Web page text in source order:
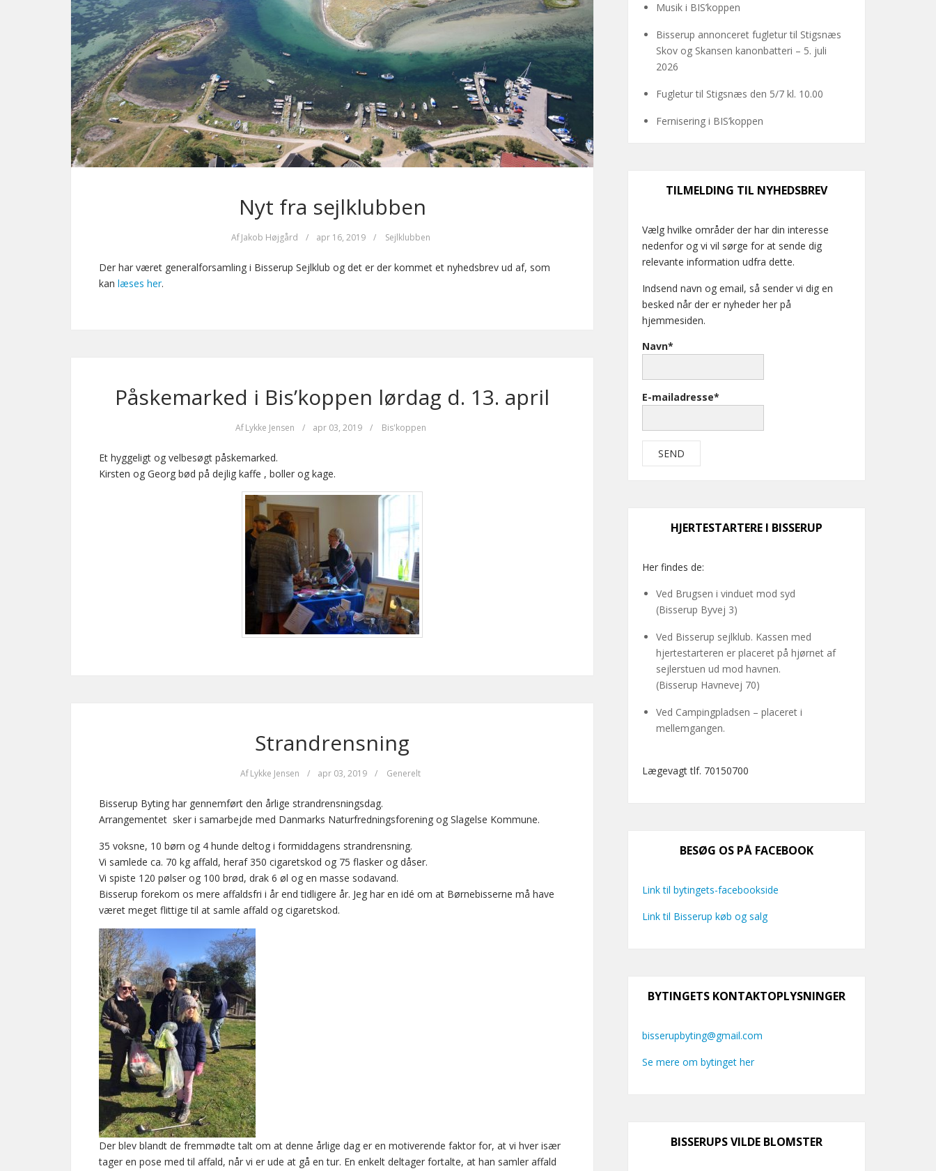
Nyt fra sejlklubben
Af Jakob Højgård / apr 16, 2019 / Sejlklubben
Der har været generalforsamling i Bisserup Sejlklub og det er der kommet et nyhedsbrev ud af, som
kan læses her.
Påskemarked i Bis’koppen lørdag d. 13. april
Af Lykke Jensen / apr 03, 2019 / Bis'koppen
Et hyggeligt og velbesøgt påskemarked.
Kirsten og Georg bød på dejlig kaffe , boller og kage.
Strandrensning
AfLykke Jensen / apr 03, 2019 / Generelt
Bisserup Byting har gennemført den årlige strandrensningsdag.
Arrangementet sker i samarbejde med Danmarks Naturfredningsforening og Slagelse Kommune.
35 voksne, 10 børn og 4 hunde deltog i formiddagens strandrensning.
Vi samlede ca. 70 kg affald, heraf 350 cigaretskod og 75 flasker og dåser.
Vi spiste 120 pølser og 100 brød, drak 6 øl og en masse sodavand.
Bisserup forekom os mere affaldsfri i år end tidligere år. Jeg har en idé om at Børnebisserne må have
været meget flittige til at samle affald og cigaretskod.
Der blev blandt de fremmødte talt om at denne årlige dag er en motiverende faktor for, at vi hver især
tager en pose med til affald, når vi er ude at gå en tur. En enkelt deltager fortalte, at han samler affald
Musik i BIS’koppen
Bisserup annonceret fugletur til Stigsnæs
Skov og Skansen kanonbatteri – 5. juli
2026
Fugletur til Stigsnæs den 5/7 kl. 10.00
Fernisering i BIS’koppen
TILMELDING TIL NYHEDSBREV
Vælg hvilke områder der har din interesse
nedenfor og vi vil sørge for at sende dig
relevante information udfra dette.
Indsend navn og email, så sender vi dig en
besked når der er nyheder her på
hjemmesiden.
Navn*
E-mailadresse*
HJERTESTARTERE I BISSERUP
Her findes de:
Ved Brugsen i vinduet mod syd
(Bisserup Byvej 3)
Ved Bisserup sejlklub. Kassen med
hjertestarteren er placeret på hjørnet af
sejlerstuen ud mod havnen.
(Bisserup Havnevej 70)
Ved Campingpladsen – placeret i
mellemgangen.
Lægevagt tlf. 70150700
BESØG OS PÅ FACEBOOK
Link til bytingets-facebookside
Link til Bisserup køb og salg
BYTINGETS KONTAKTOPLYSNINGER
bisserupbyting@gmail.com
Se mere om bytinget her
BISSERUPS VILDE BLOMSTER